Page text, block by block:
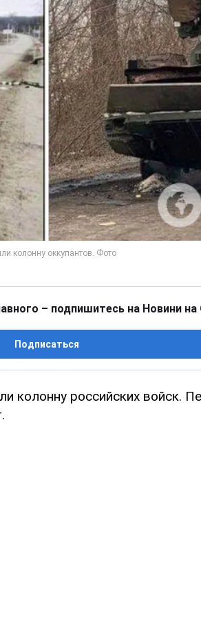
– подпишитесь на Новини на
Подписаться
колонну российских войск.